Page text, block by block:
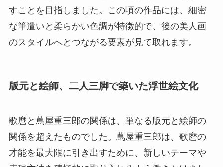
すことを目指しました。この頃の作品には、細密
な筆遣いと柔らかい色調が特徴的で、後の美人画
のスタイルへとつながる要素が見て取れます。
版元と絵師、二人三脚で築いた浮世絵文化
歌麿と蔦屋重三郎の関係は、単なる版元と絵師の
関係を超えたものでした。蔦屋重三郎は、歌麿の
才能を最大限に引き出すために、新しいテーマや